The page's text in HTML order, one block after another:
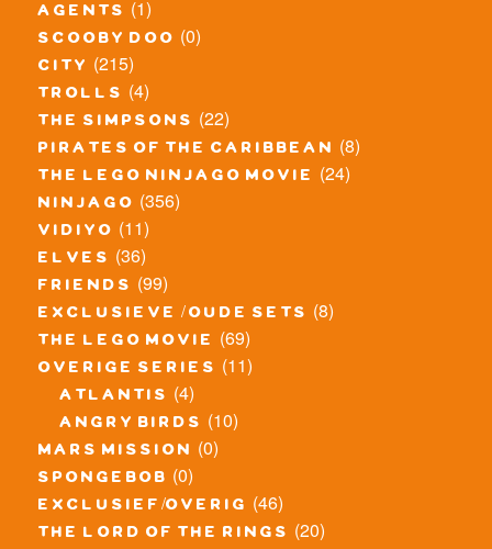
agents (1)
scooby doo (0)
city (215)
trolls (4)
the simpsons (22)
pirates of the caribbean (8)
the lego ninjago movie (24)
ninjago (356)
vidiyo (11)
elves (36)
friends (99)
exclusieve / oude sets (8)
the lego movie (69)
overige series (11)
atlantis (4)
angry birds (10)
mars mission (0)
spongebob (0)
exclusief/overig (46)
the lord of the rings (20)